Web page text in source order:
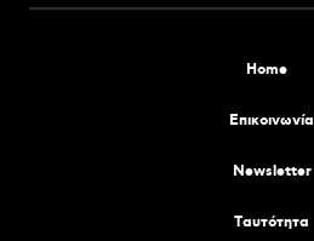
Home
Επικοινωνία
Newsletter
Tαυτότητα